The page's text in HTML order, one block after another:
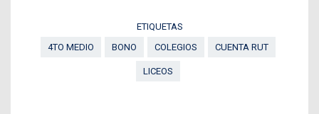
ETIQUETAS
4TO MEDIO
BONO COLEGIOS CUENTA RUT
LICEOS